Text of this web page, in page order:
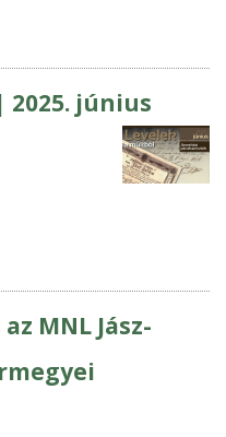
| 2025. június
MNL Jász-